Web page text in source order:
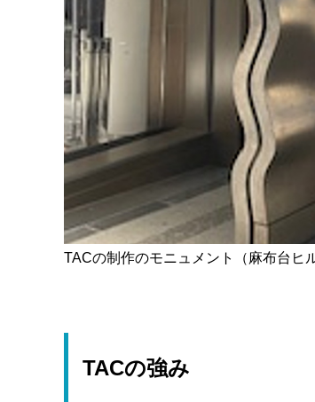
TACの制作のモニュメント（麻布台ヒ
TACの強み